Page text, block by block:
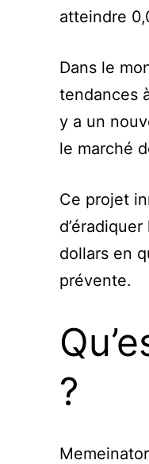
atteindre
Dans le
tendances
y a un
le marché
Ce projet
dollars en
prévente.
?